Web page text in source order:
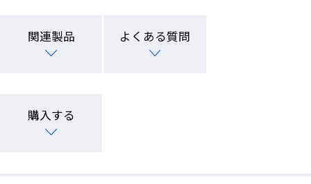
関連製品 よくある質問
購入する